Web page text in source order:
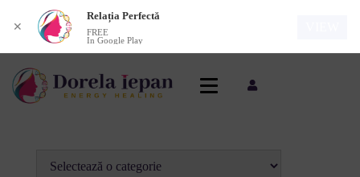
✕
Relația Perfectă
FREE
In Google Play